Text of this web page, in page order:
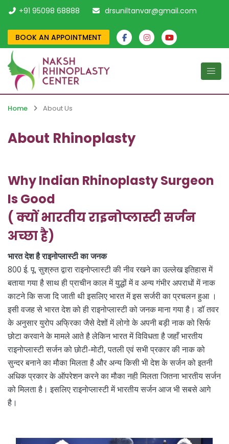
+91 95098 68888 drsuniltanvar@gmail.com
BOOK AN APPOINTMENT
Home About Us
About Rhinoplasty
Why Indian Rhinoplasty Surgeon
Is Good
( क्यों भारतीय राइनोप्लास्टी सर्जन
अच्छा है)
भारत देश है राइनोप्लास्टी का जनक
800 ई. पू. सुश्रुत द्वारा राइनोप्लास्टी की नीव रखने का उल्लेख इतिहास में
बताया गया है साथ ही प्राचीन काल में युद्धों में व अन्य गंभीर अपराधों में नाक
काटने कि सजा दि जाती थी इसलिए भारत में इस सर्जरी का प्रचलन हुआ ।
इसी वजह से भारत देश को ही राइनोप्लास्टी को जनक माना गया है। डॉ तवर
के अनुसार युरोप अफ्रिका जैसे देशों में लोगो के अपनी बड़ी नाक को सिर्फ
छोटा करवाने के मामले आते है लेकिन भारत में विविधता है जहाँ भारतीय
राइनोप्लास्टी सर्जन को छोटी-मोटी, पतली एवं सभी प्रकार की नाक को
सुन्दर बनाने का मौका मिलता है और अन्य किसी भी देश के सर्जन को इतनी
अधिक प्रकार के ऑपरेशन करने का मौका नही मिलता जितना भारतीय सर्जन
को मिलता है। इसलिए राइनोप्लास्टी में भारतीय सर्जन आज भी सबसे आगे
है।